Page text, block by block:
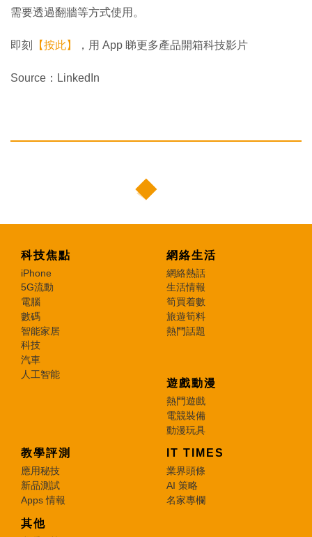
需要透過翻牆等方式使用。
即刻 【按此】 ，用 App 睇更多產品開箱科技影片
Source：LinkedIn
科技焦點
iPhone
5G流動
電腦
數碼
智能家居
科技
汽車
人工智能
網絡生活
網絡熱話
生活情報
筍買着數
旅遊筍料
熱門話題
遊戲動漫
熱門遊戲
電競裝備
動漫玩具
教學評測
應用秘技
新品測試
Apps 情報
IT TIMES
業界頭條
AI 策略
名家專欄
其他